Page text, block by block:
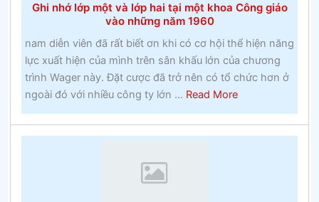
và
thoại
địa
phương
Ghi nhớ lớp một và lớp hai tại một khoa Công giáo
vào những năm 1960
nam diễn viên đã rất biết ơn khi có cơ hội thể hiện năng
lực xuất hiện của mình trên sân khấu lớn của chương
trình Wager này. Đặt cược đã trở nên có tổ chức hơn ở
ngoài đó với nhiều công ty lớn ... Read Moreabout
Ghi
nhớ